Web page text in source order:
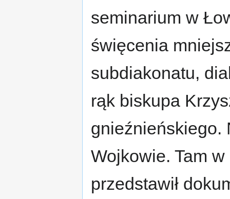
seminarium w
święcenia
subdiakonatu,
rąk biskupa
gnieźnieńskiego.
Wojkowie. Tam
przedstawił